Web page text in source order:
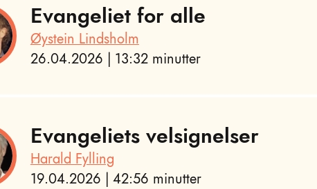
Evangeliet for alle
Øystein Lindsholm
26.04.2026 | 13:32 minutter
Evangeliets velsignelser
Harald Fylling
19.04.2026 | 42:56 minutter